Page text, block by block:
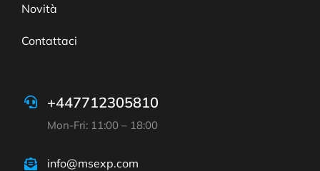
Novità
Contattaci
+447712305810
Mon-Fri: 11:00 – 18:00
info@msexp.com